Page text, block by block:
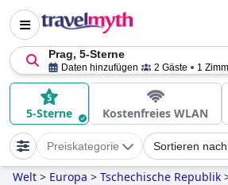
Prag, 5-Sterne
Daten hinzufügen 2 Gäste 1
5-Sterne Kostenfreies WLAN
Preiskategorie Sortieren nach
Welt > Europa > Tschechische Republik